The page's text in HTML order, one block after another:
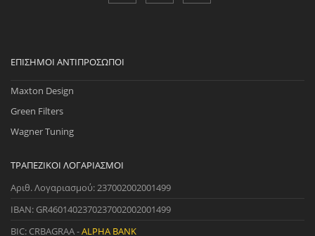
ΕΠΊΣΗΜΟΙ ΑΝΤΙΠΡΌΣΩΠΟΙ
Maxton Design
Green Filters
Wagner Tuning
ΤΡΑΠΕΖΙΚΟΊ ΛΟΓΑΡΙΑΣΜΟΊ
Αριθ. Λογαριασμού: 237002002001499
IBAN: GR4601402370237002002001499
BIC: CRBAGRAA -ALPHA BANK